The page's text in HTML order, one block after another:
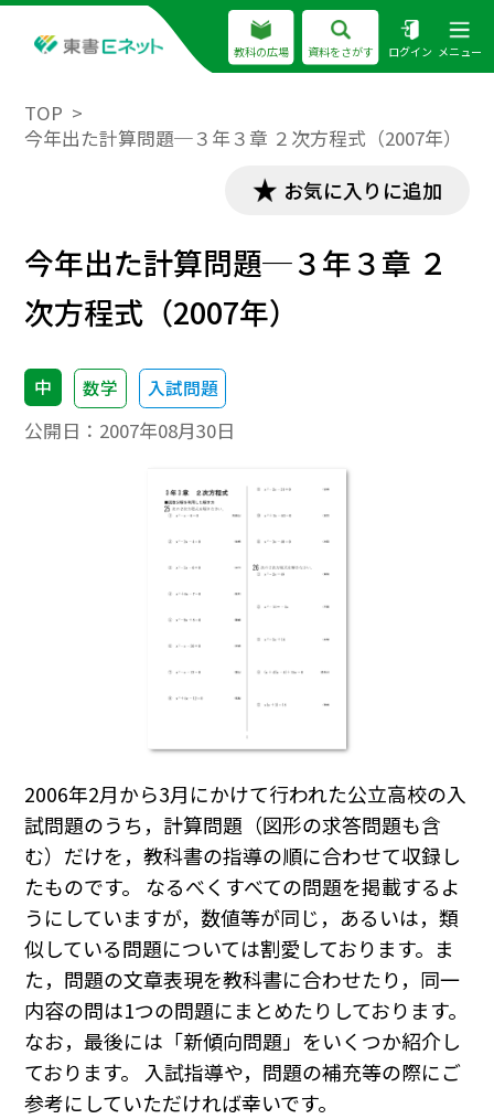
教科の広場 資料をさがす ログイン メニュー
TOP
今年出た計算問題─３年３章 ２次方程式（2007年）
お気に入りに追加
今年出た計算問題─３年３章 ２
次方程式（2007年）
中 数学 入試問題
公開日： 2007年08月30日
2006年2月から3月にかけて行われた公立高校の入
試問題のうち，計算問題（図形の求答問題も含
む）だけを，教科書の指導の順に合わせて収録し
たものです。 なるべくすべての問題を掲載するよ
うにしていますが，数値等が同じ，あるいは，類
似している問題については割愛しております。ま
た，問題の文章表現を教科書に合わせたり，同一
内容の問は1つの問題にまとめたりしております。
なお，最後には「新傾向問題」をいくつか紹介し
ております。 入試指導や，問題の補充等の際にご
参考にしていただければ幸いです。